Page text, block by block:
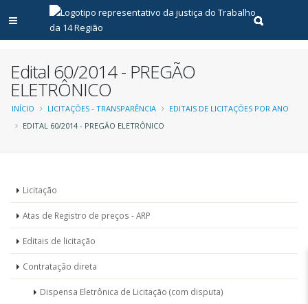
Abrir menu principal
Realizar
Edital 60/2014 - PREGÃO
ELETRÔNICO
Trilha
INÍCIO LICITAÇÕES - TRANSPARÊNCIA
EDITAIS DE LICITAÇÕES POR ANO
EDITAL 60/2014 - PREGÃO ELETRÔNICO
Menu
Licitações
Licitação
Atas de Registro de preços - ARP
Editais de licitação
Contratação direta
Dispensa Eletrônica de Licitação (com disputa)